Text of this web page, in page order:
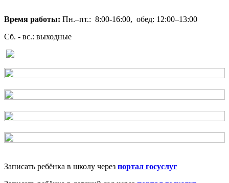
Время работы: Пн.–пт.: 8:00-16:00, обед: 12:00–13:00
Сб. - вс.: выходные
Записать ребёнка в школу через портал госуслуг